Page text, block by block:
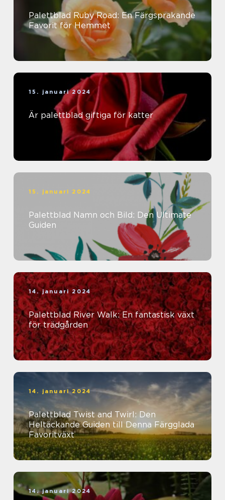
Palettblad Ruby Road: En Färgsprakande
Favorit för Hemmet
15. januari 2024
Är palettblad giftiga för katter
15. januari 2024
Palettblad Namn och Bild: Den Ultimate
Guiden
14. januari 2024
Palettblad River Walk: En fantastisk växt
för trädgården
14. januari 2024
Palettblad Twist and Twirl: Den
Heltäckande Guiden till Denna Färgglada
Favoritväxt
14. januari 2024